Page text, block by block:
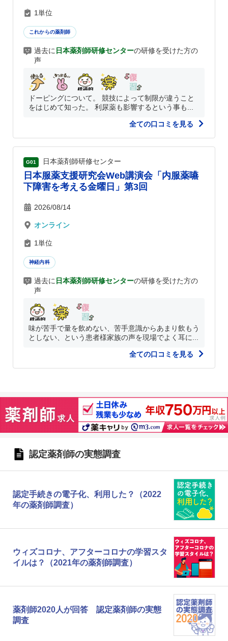
1単位
これからの薬剤師
過去に 日本薬剤師研修センターの研修を受けた方の
声
ドーピングについて。 競技によって制限が違うこと
をはじめて知った。 利尿薬も影響するという事も...
全ての口コミを見る
G01 日本薬剤師研修センター
日本服薬支援研究会Web講演会「内服薬嚥
下障害を考える金曜日」第3回
2026/08/14
オンライン
1単位
神経内科
過去に 日本薬剤師研修センターの研修を受けた方の
声
味が苦手で量を飲めない、苦手意識からあまり飲もう
としない、という患者様家族の声を現場でよく耳に...
全ての口コミを見る
認定薬剤師の実態調査
認定手続きの電子化、利用した？（2022
年の薬剤師調査）
ウィズコロナ、アフターコロナの学習スタ
イルは？（2021年の薬剤師調査）
薬剤師2020人が回答 認定薬剤師の実態
調査